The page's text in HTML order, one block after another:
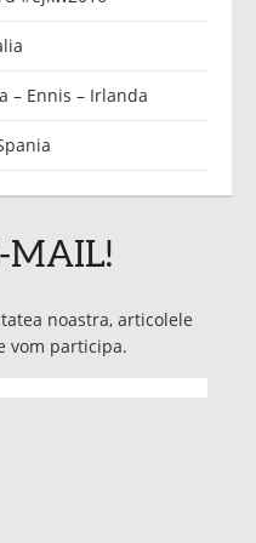
– Ennis – Irlanda
MAIL!
noastra, articolele
vom participa.